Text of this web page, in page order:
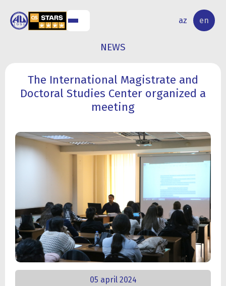
az en
RESEARCH
ACTIVITY
NEWS
The International Magistrate and
Doctoral Studies Center organized a
meeting
05 april 2024